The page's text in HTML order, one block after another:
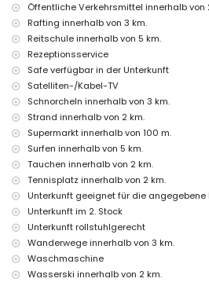
Museum (Histórico de Jávea), Kirche
Ruine (Pueblo de Jávea, Jávea),
Architektonisches Gebäude (Pueblo de
(Pueblo de Jávea und Jávea) (innerhalb
Unterkunft)
Burg (Castillo de Dénia und Dénia)
der Unterkunft)
Sport
Tennis, Reiten, Wandern, Mountainbiking,
Kanufahren, Kajakfahren, Rafting,
Surfen und Wasserski (innerhalb von 5
Golf (Club de Golf Jávea) und
Kilometern von der Wohnung)
Öffentliche Verkehrsmittel innerhalb von
Rafting innerhalb von 3 km.
Reitschule innerhalb von 5 km.
Rezeptionsservice
Safe verfügbar in der Unterkunft
Satelliten-/Kabel-TV
Schnorcheln innerhalb von 3 km.
Strand innerhalb von 2 km.
Supermarkt innerhalb von 100 m.
Surfen innerhalb von 5 km.
Tauchen innerhalb von 2 km.
Tennisplatz innerhalb von 2 km.
Unterkunft geeignet für die angegebene
Unterkunft im 2. Stock
Unterkunft rollstuhlgerecht
Wanderwege innerhalb von 3 km.
Waschmaschine
Wasserski innerhalb von 2 km.